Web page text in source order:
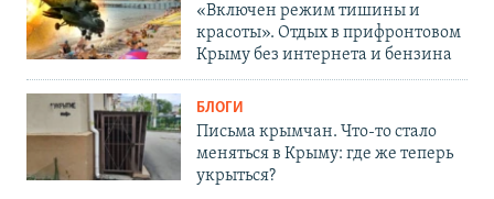
«Включен режим тишины и
красоты». Отдых в прифронтовом
Крыму без интернета и бензина
БЛОГИ
Письма крымчан. Что-то стало
меняться в Крыму: где же теперь
укрыться?